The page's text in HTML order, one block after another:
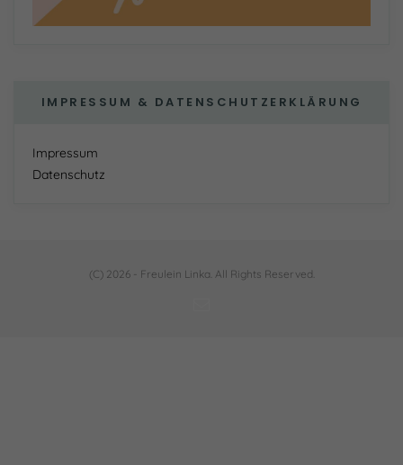
IMPRESSUM & DATENSCHUTZERKLÄRUNG
Impressum
Datenschutz
(C) 2026 - Freulein Linka. All Rights Reserved.